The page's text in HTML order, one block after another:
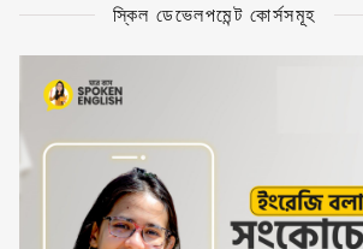
স্কিল ডেভেলপমেন্ট কোর্সসমূহ